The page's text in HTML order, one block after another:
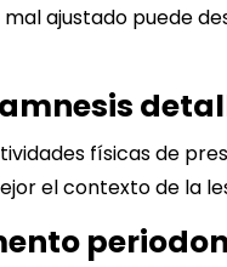
ajustado puede
físicas de
el contexto de la